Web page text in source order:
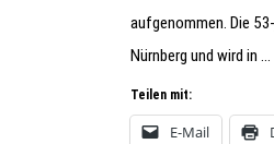
aufgenommen. Die
Nürnberg und wird in …
Teilen mit:
E-Mail